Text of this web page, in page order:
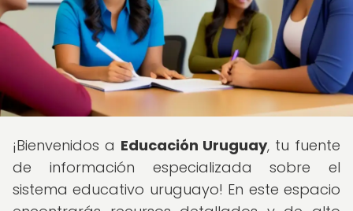
¡Bienvenidos a Educación Uruguay, tu fuente
de información especializada sobre el
sistema educativo uruguayo! En este espacio